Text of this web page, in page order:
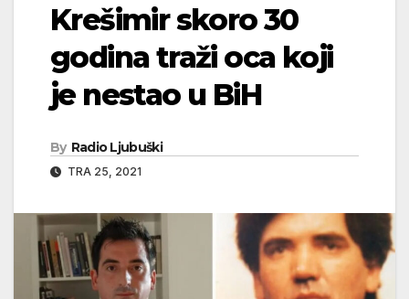
Krešimir skoro 30
godina traži oca koji
je nestao u BiH
By Radio Ljubuški
TRA 25, 2021